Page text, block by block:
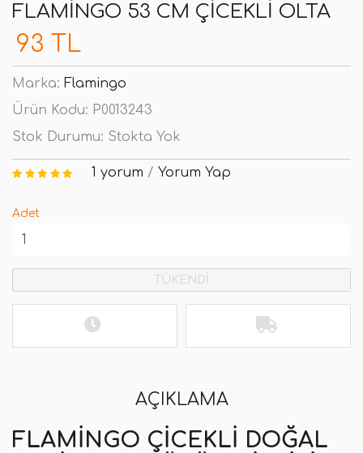
FLAMINGO 53 CM ÇICEKLI OLTA
93 TL
Marka: Flamingo
Ürün Kodu: P0013243
Stok Durumu: Stokta Yok
1 yorum / Yorum Yap
Adet
TÜKENDİ
AÇIKLAMA
FLAMINGO ÇICEKLI DOĞAL